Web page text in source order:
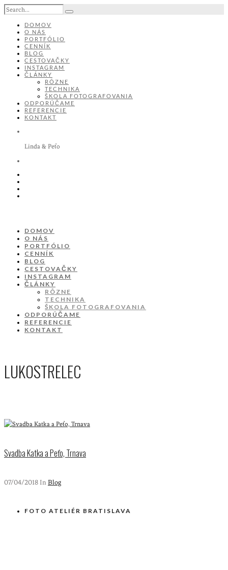
DOMOV
O NÁS
PORTFÓLIO
CENNÍK
BLOG
CESTOVAČKY
INSTAGRAM
ČLÁNKY
RÔZNE
TECHNIKA
ŠKOLA FOTOGRAFOVANIA
ODPORÚČAME
REFERENCIE
KONTAKT
Linda & Peťo
DOMOV
O NÁS
PORTFÓLIO
CENNÍK
BLOG
CESTOVAČKY
INSTAGRAM
ČLÁNKY
RÔZNE
TECHNIKA
ŠKOLA FOTOGRAFOVANIA
ODPORÚČAME
REFERENCIE
KONTAKT
LUKOSTRELEC
Svadba Katka a Peťo, Trnava
07/04/2018 In Blog
FOTO ATELIÉR BRATISLAVA